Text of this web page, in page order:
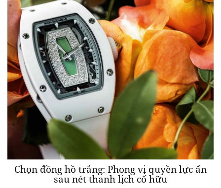
Chọn đồng hồ trắng: Phong vị quyền lực ẩn
sau nét thanh lịch cố hữu